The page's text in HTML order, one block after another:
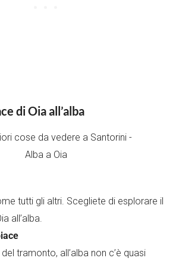
di Oia all’alba
tutti gli altri. Scegliete di esplorare il
all’alba.
tramonto, all’alba non c’è quasi